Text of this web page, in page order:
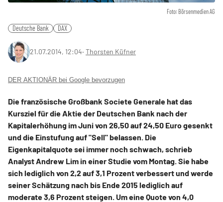
Foto: Börsenmedien AG
Deutsche Bank DAX
21.07.2014, 12:04‧ Thorsten Küfner
DER AKTIONÄR bei Google bevorzugen
Die französische Großbank Societe Generale hat das
Kursziel für die Aktie der Deutschen Bank nach der
Kapitalerhöhung im Juni von 26,50 auf 24,50 Euro gesenkt
und die Einstufung auf "Sell" belassen. Die
Eigenkapitalquote sei immer noch schwach, schrieb
Analyst Andrew Lim in einer Studie vom Montag. Sie habe
sich lediglich von 2,2 auf 3,1 Prozent verbessert und werde
seiner Schätzung nach bis Ende 2015 lediglich auf
moderate 3,6 Prozent steigen. Um eine Quote von 4,0